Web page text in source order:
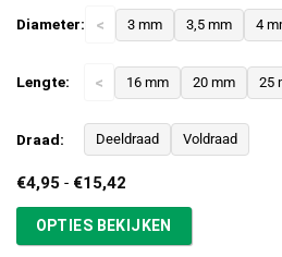
Diameter: < 3 mm 3,5 mm 4
Lengte: < 16 mm 20 mm 25
Draad: Deeldraad Voldraad
€4,95 - €15,42Prijsklasse:
tot
€15,42
OPTIES BEKIJKEN